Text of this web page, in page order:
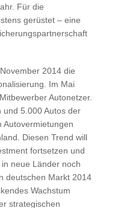
Für die
gerüstet – eine
2014 die
Im Mai
Autonetzer.
und 5.000 Autos der
Autovermietungen
Diesen Trend will
fortsetzen und
neue Länder noch
deutschen Markt 2014
Wachstum
strategischen